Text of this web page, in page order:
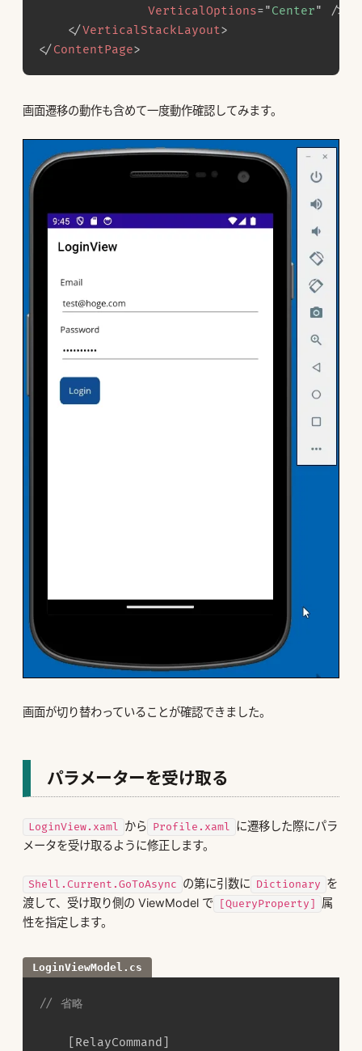
VerticalOptions="Center"
/>
</VerticalStackLayout>
</ContentPage>
画面遷移の動作も含めて一度動作確認してみます。
画面が切り替わっていることが確認できました。
パラメーターを受け取る
LoginView.xaml から Profile.xaml に遷移した際にパラ
メータを受け取るように修正します。
Shell.Current.GoToAsync の第に引数に Dictionary を
渡して、受け取り側の ViewModel で
[QueryProperty]
属
性を指定します。
LoginViewModel.cs
// 省略
RelayCommand